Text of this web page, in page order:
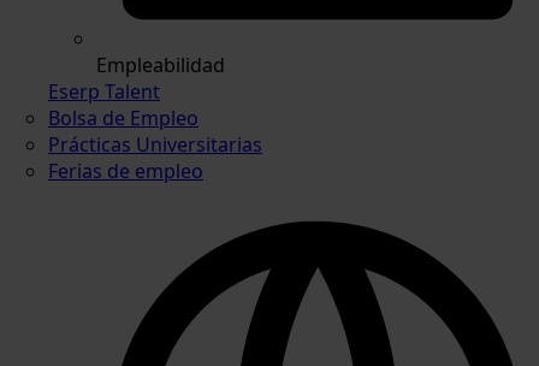
Empleabilidad
Eserp Talent
Bolsa de Empleo
Prácticas Universitarias
Ferias de empleo